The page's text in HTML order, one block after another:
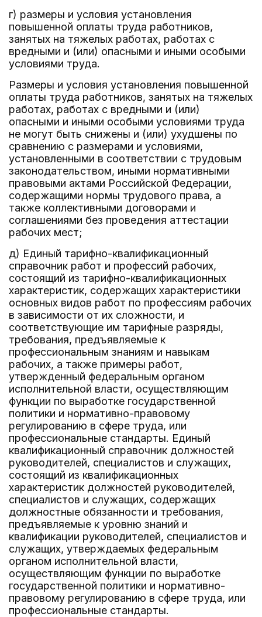
г) размеры и условия установления
повышенной оплаты труда работников,
занятых на тяжелых работах, работах с
вредными и (или) опасными и иными особыми
условиями труда.
Размеры и условия установления повышенной
оплаты труда работников, занятых на тяжелых
работах, работах с вредными и (или)
опасными и иными особыми условиями труда
не могут быть снижены и (или) ухудшены по
сравнению с размерами и условиями,
установленными в соответствии с трудовым
законодательством, иными нормативными
правовыми актами Российской Федерации,
содержащими нормы трудового права, а
также коллективными договорами и
соглашениями без проведения аттестации
рабочих мест;
д) Единый тарифно-квалификационный
справочник работ и профессий рабочих,
состоящий из тарифно-квалификационных
характеристик, содержащих характеристики
основных видов работ по профессиям рабочих
в зависимости от их сложности, и
соответствующие им тарифные разряды,
требования, предъявляемые к
профессиональным знаниям и навыкам
рабочих, а также примеры работ,
утвержденный федеральным органом
исполнительной власти, осуществляющим
функции по выработке государственной
политики и нормативно-правовому
регулированию в сфере труда, или
профессиональные стандарты. Единый
квалификационный справочник должностей
руководителей, специалистов и служащих,
состоящий из квалификационных
характеристик должностей руководителей,
специалистов и служащих, содержащих
должностные обязанности и требования,
предъявляемые к уровню знаний и
квалификации руководителей, специалистов и
служащих, утверждаемых федеральным
органом исполнительной власти,
осуществляющим функции по выработке
государственной политики и нормативно-
правовому регулированию в сфере труда, или
профессиональные стандарты.